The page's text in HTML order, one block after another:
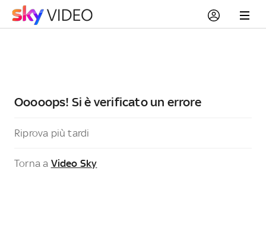
Ooooops! Si è verificato un errore
Riprova più tardi
Torna a Video Sky